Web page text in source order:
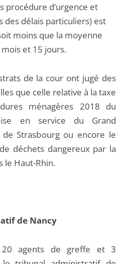
procédure d’urgence et
des délais particuliers) est
moins que la moyenne
et 15 jours.
de la cour ont jugé des
que celle relative à la taxe
ménagères 2018 du
en service du Grand
Strasbourg ou encore le
déchets dangereux par la
le Haut-Rhin.
de Nancy
20 agents de greffe et 3